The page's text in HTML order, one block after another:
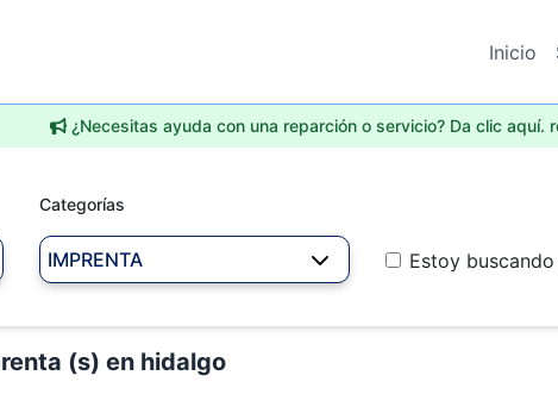
Inicio
¿Necesitas ayuda con una reparción o servicio? Da clic
Categorías
IMPRENTA Estoy
(s) en hidalgo